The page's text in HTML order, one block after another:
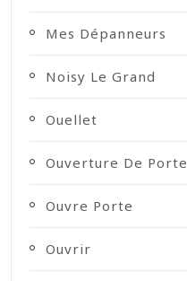
Mes Dépanneurs
Noisy Le Grand
Ouellet
Ouverture De Porte
Ouvre Porte
Ouvrir